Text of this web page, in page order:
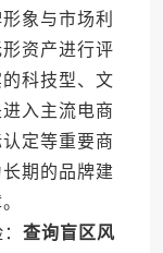
象与市场利
资产进行评
科技型、文
进入主流电商
定等重要商
长期的品牌建
查询盲区风